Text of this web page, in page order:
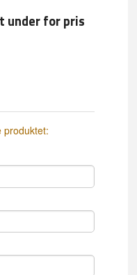
under for pris
produktet: